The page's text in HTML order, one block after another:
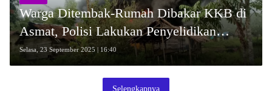
Warga Ditembak-Rumah Dibakar KKB di
Asmat, Polisi Lakukan Penyelidikan
Intensif
Selasa, 23 September 2025 | 16:40
Selengkapnya